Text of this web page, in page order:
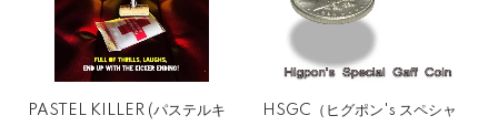
PASTEL KILLER (パステルキ
HSGC（ヒグポン's スペシャ